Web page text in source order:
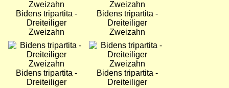
Bidens tripartita -
Dreiteiliger
Zweizahn
Bidens tripartita -
Dreiteiliger
Zweizahn
Bild
Bidens tripartita -
Dreiteiliger
Bild
Bidens tripartita -
Dreiteiliger